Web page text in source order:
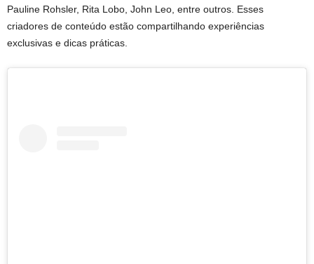
Pauline Rohsler, Rita Lobo, John Leo, entre outros. Esses
criadores de conteúdo estão compartilhando experiências
exclusivas e dicas práticas.